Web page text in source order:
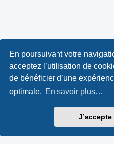
En poursuivant votre
acceptez l’utilisation de
de bénéficier d’une
optimale. En savoir plus…
J’accepte